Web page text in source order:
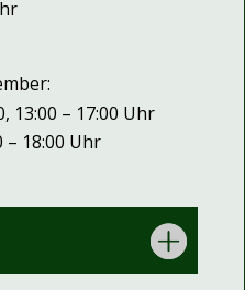
13:00 – 17:00 Uhr
– 18:00 Uhr